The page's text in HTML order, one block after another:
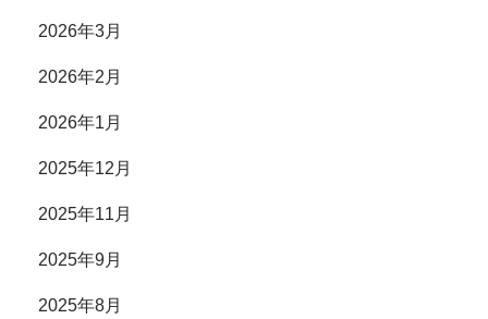
2026年3月
2026年2月
2026年1月
2025年12月
2025年11月
2025年9月
2025年8月